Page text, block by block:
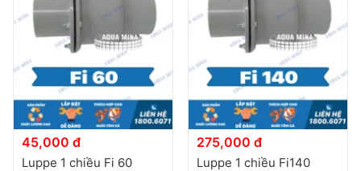
45,000 đ
Luppe 1 chiều Fi 60
275,000 đ
Luppe 1 chiều Fi140